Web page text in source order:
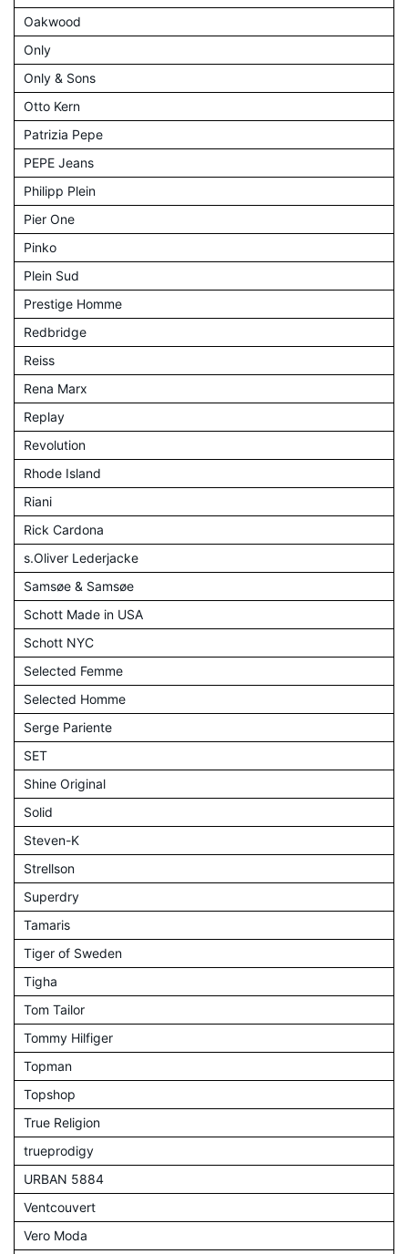
Oakwood
Only
Only & Sons
Otto Kern
Patrizia Pepe
PEPE Jeans
Philipp Plein
Pier One
Pinko
Plein Sud
Prestige Homme
Redbridge
Reiss
Rena Marx
Replay
Revolution
Rhode Island
Riani
Rick Cardona
s.Oliver Lederjacke
Samsøe & Samsøe
Schott Made in USA
Schott NYC
Selected Femme
Selected Homme
Serge Pariente
SET
Shine Original
Solid
Steven-K
Strellson
Superdry
Tamaris
Tiger of Sweden
Tigha
Tom Tailor
Tommy Hilfiger
Topman
Topshop
True Religion
trueprodigy
URBAN 5884
Ventcouvert
Vero Moda